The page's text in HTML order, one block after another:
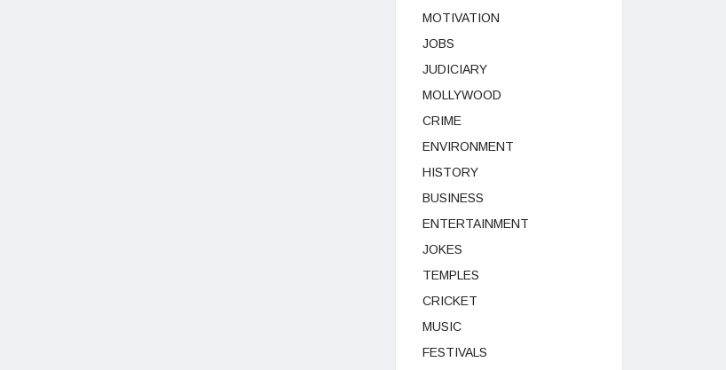
MOTIVATION
JOBS
JUDICIARY
MOLLYWOOD
CRIME
ENVIRONMENT
HISTORY
BUSINESS
ENTERTAINMENT
JOKES
TEMPLES
CRICKET
MUSIC
FESTIVALS